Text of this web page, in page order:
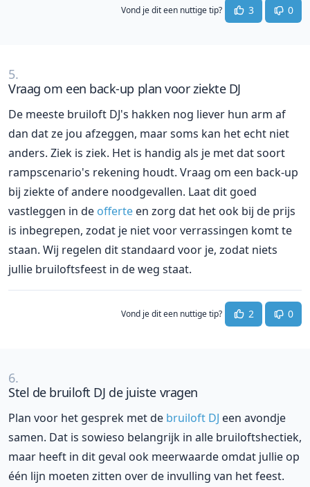
Vond je dit een nuttige tip? 3 0
5.
Vraag om een back-up plan voor ziekte DJ
De meeste bruiloft DJ's hakken nog liever hun arm af
dan dat ze jou afzeggen, maar soms kan het echt niet
anders. Ziek is ziek. Het is handig als je met dat soort
rampscenario's rekening houdt. Vraag om een back-up
bij ziekte of andere noodgevallen. Laat dit goed
vastleggen in de offerte en zorg dat het ook bij de prijs
is inbegrepen, zodat je niet voor verrassingen komt te
staan. Wij regelen dit standaard voor je, zodat niets
jullie bruiloftsfeest in de weg staat.
Vond je dit een nuttige tip? 2 0
6.
Stel de bruiloft DJ de juiste vragen
Plan voor het gesprek met de bruiloft DJ een avondje
samen. Dat is sowieso belangrijk in alle bruiloftshectiek,
maar heeft in dit geval ook meerwaarde omdat jullie op
één lijn moeten zitten over de invulling van het feest.